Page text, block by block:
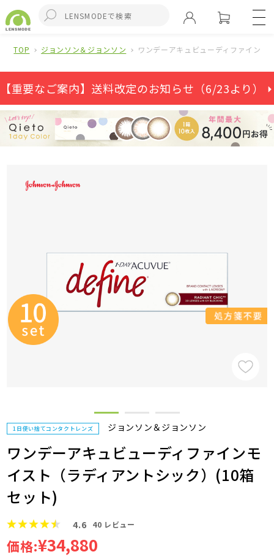
TOP ジョンソン＆ジョンソン ワンデーアキュビューディファイン
【重要なご案内】送料改定のお知らせ（6/23より） ⏵
1日使い捨てコンタクトレンズ ジョンソン＆ジョンソン
ワンデーアキュビューディファインモ
イスト（ラディアントシック）(10箱
セット)
4.6 40 レビュー
価格:¥34,880